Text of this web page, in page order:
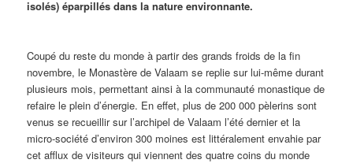
isolés) éparpillés dans la nature environnante.
Coupé du reste du monde à partir des grands froids de la fin
novembre, le Monastère de Valaam se replie sur lui-même durant
plusieurs mois, permettant ainsi à la communauté monastique de
refaire le plein d’énergie. En effet, plus de 200 000 pèlerins sont
venus se recueillir sur l’archipel de Valaam l’été dernier et la
micro-société d’environ 300 moines est littéralement envahie par
cet afflux de visiteurs qui viennent des quatre coins du monde